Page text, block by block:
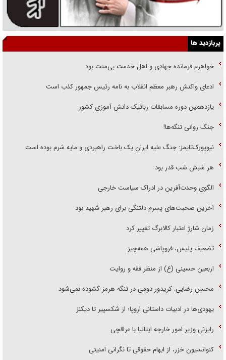
پربازدید ها
خواهرم فرمانده جهادی و اهل خدمت بی‌منت بود
ادعای واکنش رهبر معظم انقلاب به نامه رئیس جمهور کذب است
یازدهمین دوره مسابقات رباتیک دانش آموزی کشور
جنگ روانی تنگه‌ها!
نیویورک‌تایمز: جنگ علیه ایران یک باخت راهبردی و مایه شرم بوده است
هر شبش شب قدر بود
الگوی وحدت‌آفرین در ادراک سیاست خارجی
آخرین صحبت‌های پسرم دلتنگی برای رهبر شهید بود
زمان شارژ اعتبار کالابرگ تغییر کرد
تضعیف پلیس، فروپاشی همه‌چیز
اربعین حسینی (ع) از منظر فقه و روایت
محسن رضایی: کریدور دومی در تنگه هرمز گشوده نمی‌شود
یهودی‌ها در ادبیات داستانی اروپا؛ از شکسپیر تا دیکنز
رایزنی وزیر امور خارجه ایتالیا با عراقچی
کنوانسیون خزر، از ابهام حقوقی تا نگرانی امنیتی